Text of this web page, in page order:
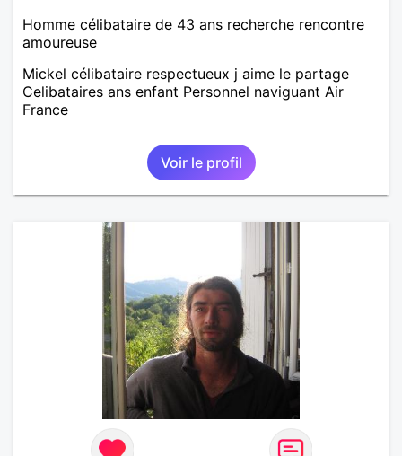
Homme célibataire de 43 ans recherche rencontre
amoureuse
Mickel célibataire respectueux j aime le partage
Celibataires ans enfant Personnel naviguant Air
France
Voir le profil